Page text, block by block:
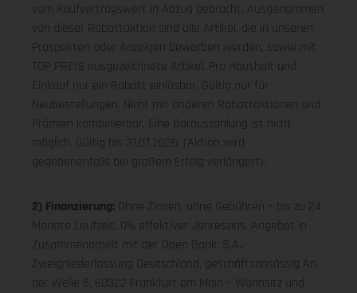
vom Kaufvertragswert in Abzug gebracht. Ausgenommen
von dieser Rabattaktion sind alle Artikel, die in unseren
Prospekten oder Anzeigen beworben werden, sowie mit
TOP PREIS ausgezeichnete Artikel. Pro Haushalt und
Einkauf nur ein Rabatt einlösbar. Gültig nur für
Neubestellungen. Nicht mit anderen Rabattaktionen und
Prämien kombinierbar. Eine Barauszahlung ist nicht
möglich. Gültig bis 31.07.2026. (Aktion wird
gegebenenfalls bei großem Erfolg verlängert).
2) Finanzierung: Ohne Zinsen, ohne Gebühren – bis zu 24
Monate Laufzeit, 0% effektiver Jahreszins. Angebot in
Zusammenarbeit mit der Open Bank, S.A.,
Zweigniederlassung Deutschland, geschäftsansässig An
der Welle 5, 60322 Frankfurt am Main – Wohnsitz und